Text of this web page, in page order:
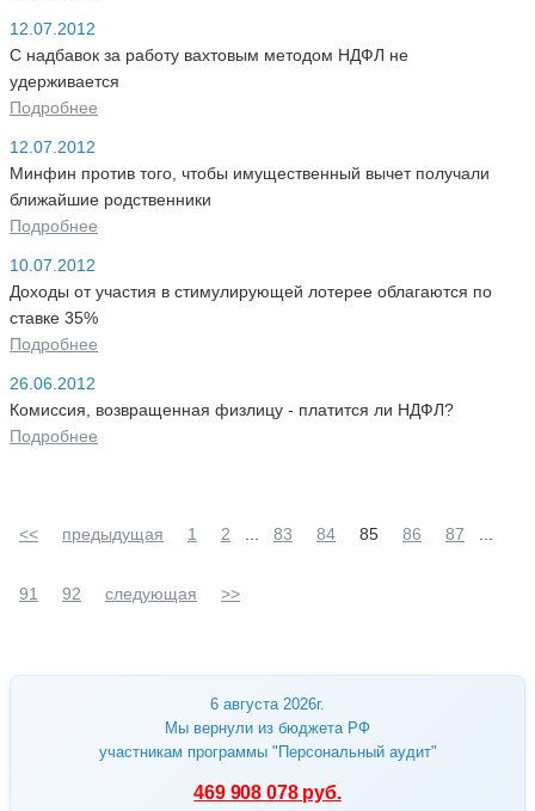
6 августа 2026г.
Мы вернули из бюджета РФ
участникам программы "Персональный аудит"
469 908 078 руб.
12.07.2012
С надбавок за работу вахтовым методом НДФЛ не
удерживается
Подробнее
12.07.2012
Минфин против того, чтобы имущественный вычет получали
ближайшие родственники
Подробнее
10.07.2012
Доходы от участия в стимулирующей лотерее облагаются по
ставке 35%
Подробнее
26.06.2012
Комиссия, возвращенная физлицу - платится ли НДФЛ?
Подробнее
<< предыдущая 1 2 83 84 85 86 87
91 92 следующая >>